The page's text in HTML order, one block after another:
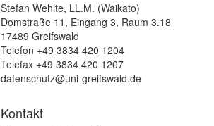
Stefan Wehlte, LL.M. (Waikato)
Domstraße 11, Eingang 3, Raum 3.18
17489 Greifswald
Telefon +49 3834 420 1204
Telefax +49 3834 420 1207
datenschutz@uni-greifswald.de
Kontakt